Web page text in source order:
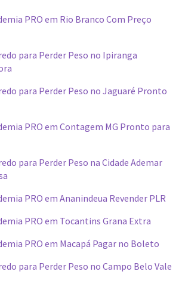
PRO em Rio Branco Com Preço
para Perder Peso no Ipiranga
para Perder Peso no Jaguaré Pronto
PRO em Contagem MG Pronto para
para Perder Peso na Cidade Ademar
PRO em Ananindeua Revender PLR
PRO em Tocantins Grana Extra
PRO em Macapá Pagar no Boleto
para Perder Peso no Campo Belo Vale